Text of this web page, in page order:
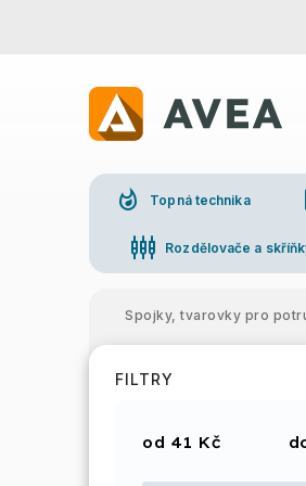
whatshot Topná technika
settings_input_component Rozdělovače a
Spojky, tvarovky pro
FILTRY
41 Kč